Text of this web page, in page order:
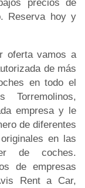
precios de
Reserva hoy y
oferta vamos a
de más
en todo el
empresa y le
de diferentes
en las
de coches.
de empresas
Rent a Car,